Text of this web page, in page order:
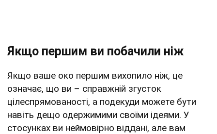
Якщо першим ви побачили ніж
Якщо ваше око першим вихопило ніж, це
означає, що ви – справжній згусток
цілеспрямованості, а подекуди можете бути
навіть дещо одержимими своїми ідеями. У
стосунках ви неймовірно віддані, але вам